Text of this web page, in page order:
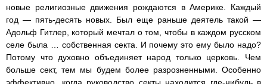
новые религиозные движения рождаются в Америке. Каждый
год — пять-десять новых. Был еще раньше деятель такой —
Адольф Гитлер, который мечтал о том, чтобы в каждом русском
селе была … собственная секта. И почему это ему было надо?
Потому что духовно объединяет народ только церковь. Чем
больше сект, тем мы будем более разрозненными. Особенно